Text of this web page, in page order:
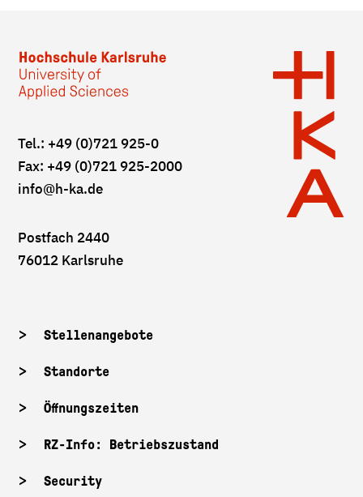
Tel.: +49 (0)721 925-0
Fax: +49 (0)721 925-2000
info@h-ka.de
Postfach 2440
76012 Karlsruhe
Stellenangebote
Standorte
Öffnungszeiten
RZ-Info: Betriebszustand
Security